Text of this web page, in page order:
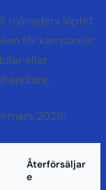
månaders löptid
för kampanjer
eller
mars 2026:
Återförsäljar
e